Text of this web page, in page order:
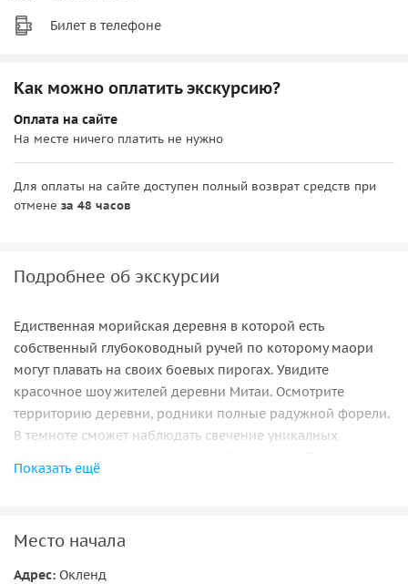
Билет в телефоне
Как можно оплатить экскурсию?
Оплата на сайте
На месте ничего платить не нужно
Для оплаты на сайте доступен полный возврат средств при
отмене за 48 часов
Подробнее об экскурсии
Едиственная морийская деревня в которой есть
собственный глубоководный ручей по которому маори
могут плавать на своих боевых пирогах. Увидите
красочное шоу жителей деревни Митаи. Осмотрите
территорию деревни, родники полные радужной форели.
В темноте сможет наблюдать свечение уникалных
увидите приготовление под землей национальной,
просторном шатре.
CANCELLATION POLICY: If cancellation is made 100% of the
Показать ещё
Место начала
Адрес: Окленд